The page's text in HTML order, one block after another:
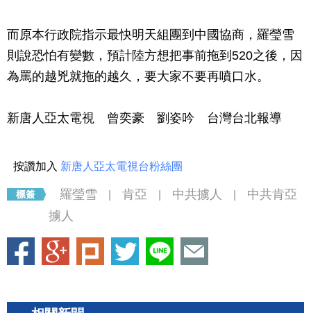
而原本行政院指示最快明天組團到中國協商，羅瑩雪
則說恐怕有變數，預計陸方想把事前拖到520之後，因
為罵的越兇就拖的越久，要大家不要再噴口水。
新唐人亞太電視 曾奕豪 劉姿吟 台灣台北報導
按讚加入 新唐人亞太電視台粉絲團
羅瑩雪 肯亞 中共擄人
中共肯亞
擄人